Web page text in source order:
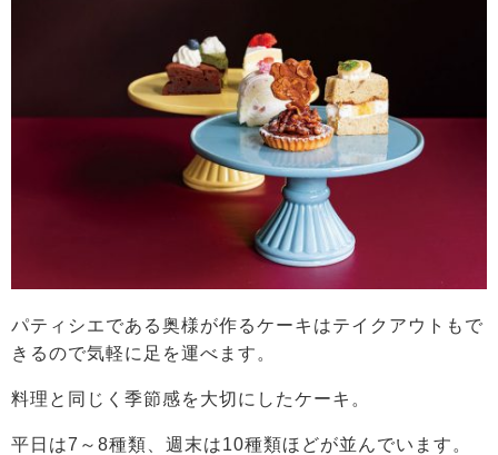
パティシエである奥様が作るケーキはテイクアウトもで
きるので気軽に足を運べます。
料理と同じく季節感を大切にしたケーキ。
平日は7～8種類、週末は10種類ほどが並んでいます。